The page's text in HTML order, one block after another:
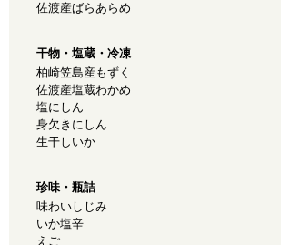
佐渡産ばらあらめ
干物・塩蔵・冷凍
柏崎笠島産もずく
佐渡産塩蔵わかめ
塩にしん
身欠きにしん
生干しいか
珍味・瓶詰
味わいしじみ
いか塩辛
えご